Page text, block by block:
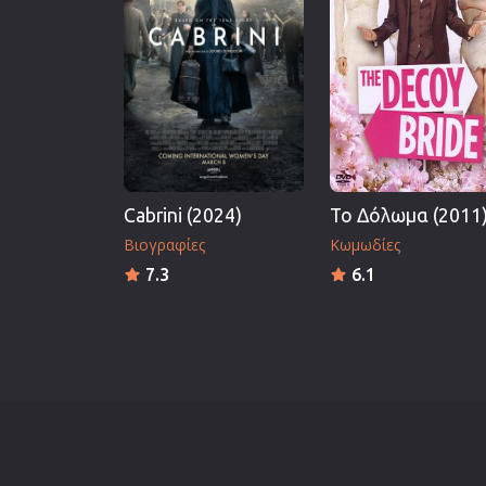
Επιστημονικής Φαντασίας
Εποχής
Ερωτικές
Ευρωπαικός
Θρησκευτικές
Θρίλερ
Ιστορικές
Καταστροφής
Κλασσικές
Cabrini (2024)
Βιογραφίες
7.3
Το Δόλωμα (2011)
Κωμωδίες
6.1